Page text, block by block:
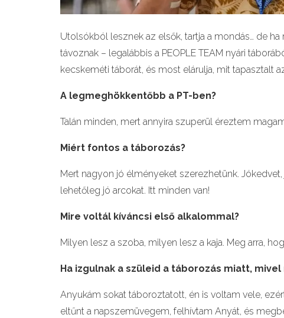
Utolsókból lesznek az elsők, tartja a mondás… de
távoznak – legalábbis a PEOPLE TEAM nyári
kecskeméti táborát, és most elárulja, mit tapasztalt
A legmeghö kkentőbb a PT-ben?
Talán minden, mert annyira szuperül éreztem
Miért fontos a táborozás?
Mert nagyon jó élményeket szerezhetünk.
lehetőleg jó arcokat. Itt minden van!
Mire voltál kíváncsi első alkalommal?
Milyen lesz a szoba, milyen lesz a kaja. Meg arra,
Ha izgulnak a szüleid a táborozás miatt,
Anyukám sokat táboroztatott, én is voltam vele,
eltűnt a napszemüvegem, felhívtam Anyát, és